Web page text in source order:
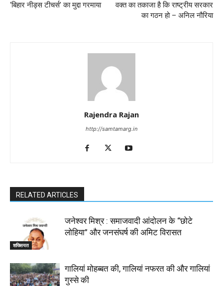
‘बिहार नीड्स टीचर्स’ का मुद्दा गरमाया
वक्त का तकाजा है कि राष्ट्रीय सरकार
का गठन हो – अनिल नौरिया
Rajendra Rajan
http://samtamarg.in
RELATED ARTICLES
शख्सियत
जनेश्वर मिश्र : समाजवादी आंदोलन के “छोटे
लोहिया” और जनसंघर्ष की अमिट विरासत
गालियां मोहब्बत की, गालियां नफरत की और गालियां
गुस्से की